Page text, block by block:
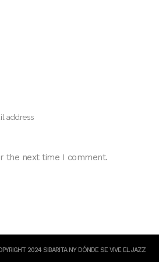
the next time I comment.
2024 SIBARITA NY DÓNDE SE VIVE EL JAZZ